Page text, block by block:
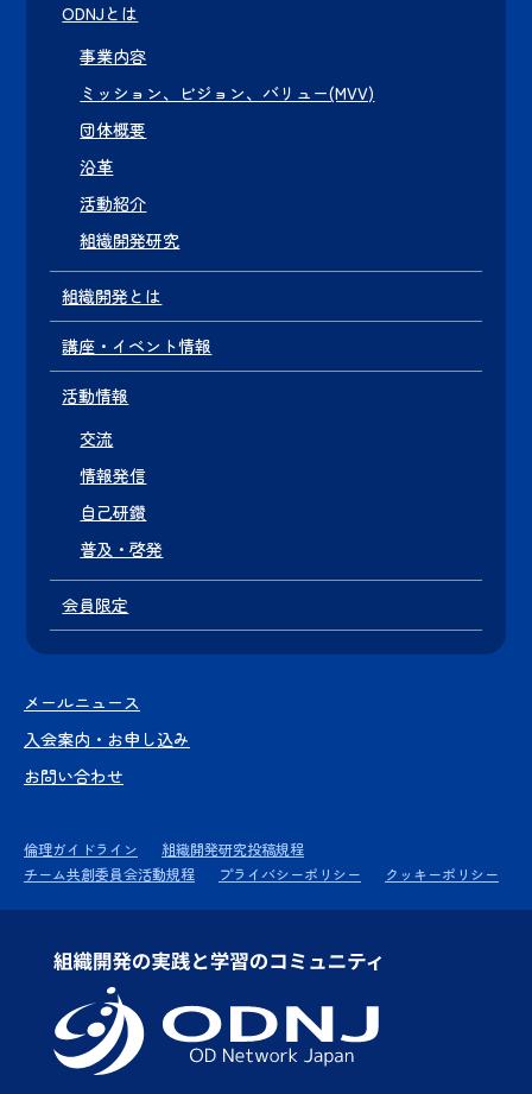
ODNJとは
事業内容
ミッション、ビジョン、バリュー(MVV)
団体概要
沿革
活動紹介
組織開発研究
組織開発とは
講座・イベント情報
活動情報
交流
情報発信
自己研鑽
普及・啓発
会員限定
メールニュース
入会案内・お申し込み
お問い合わせ
倫理ガイドライン
組織開発研究投稿規程
チーム共創委員会活動規程
プライバシーポリシー クッキーポリシー